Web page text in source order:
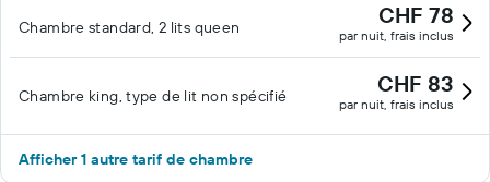
Chambre standard, 2 lits queen CHF 78
par nuit, frais inclus
Chambre king, type de lit non spécifié CHF 83
par nuit, frais inclus
Afficher 1 autre tarif de chambre